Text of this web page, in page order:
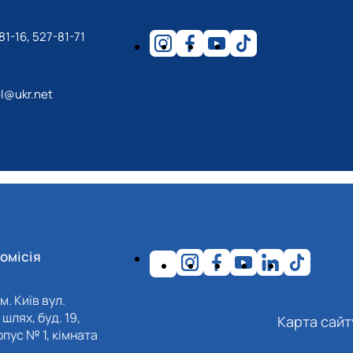
16, 527-81-71
Київ вул.
буд. 19,
№ 1, кімната
Карта